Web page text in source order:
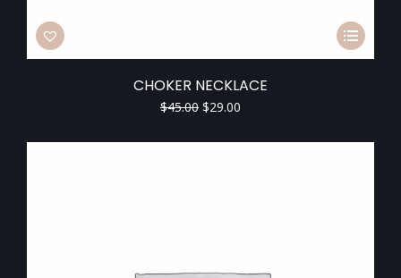
CHOKER NECKLACE
$45.00 $29.00